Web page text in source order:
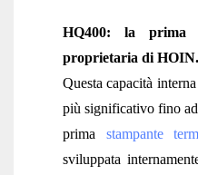
HQ400: la prima
proprietaria di HOIN.
Questa capacità
più significativo fino
prima stampante
sviluppata